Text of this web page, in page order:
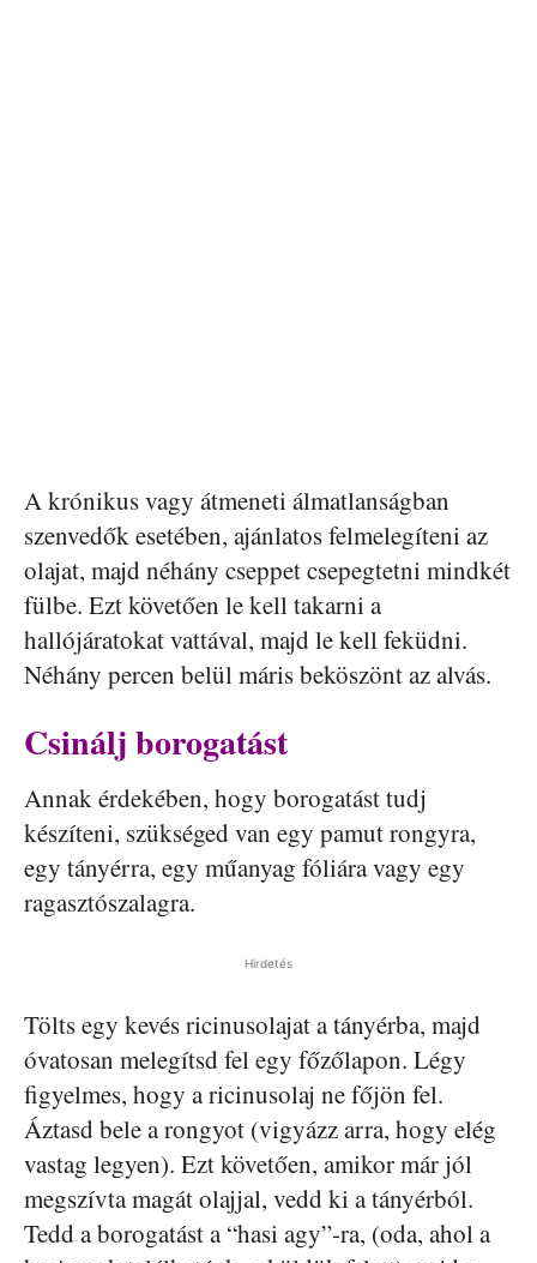
A krónikus vagy átmeneti álmatlanságban
szenvedők esetében, ajánlatos felmelegíteni az
olajat, majd néhány cseppet csepegtetni mindkét
fülbe. Ezt követően le kell takarni a
hallójáratokat vattával, majd le kell feküdni.
Néhány percen belül máris beköszönt az alvás.
Csinálj borogatást
Annak érdekében, hogy borogatást tudj
készíteni, szükséged van egy pamut rongyra,
egy tányérra, egy műanyag fóliára vagy egy
ragasztószalagra.
Hirdetés
Tölts egy kevés ricinusolajat a tányérba, majd
óvatosan melegítsd fel egy főzőlapon. Légy
figyelmes, hogy a ricinusolaj ne főjön fel.
Áztasd bele a rongyot (vigyázz arra, hogy elég
vastag legyen). Ezt követően, amikor már jól
megszívta magát olajjal, vedd ki a tányérból.
Tedd a borogatást a “hasi agy”-ra, (oda, ahol a